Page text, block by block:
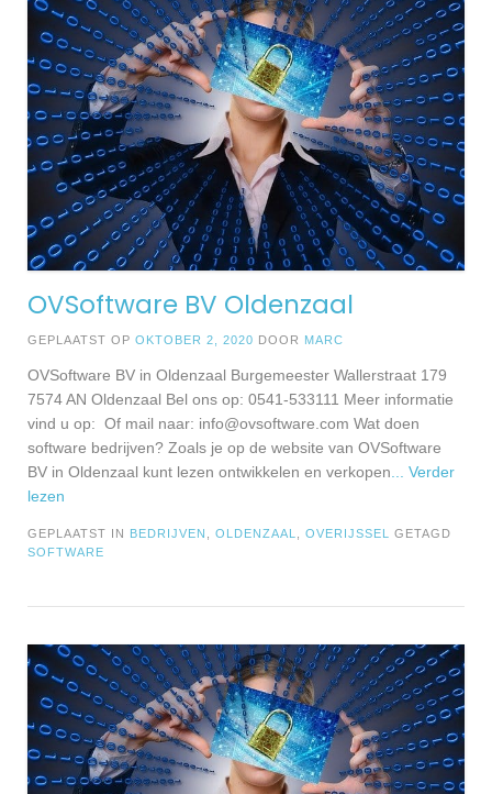
OVSoftware BV Oldenzaal
GEPLAATST OP OKTOBER 2, 2020 DOOR MARC
OVSoftware BV in Oldenzaal Burgemeester Wallerstraat 179
7574 AN Oldenzaal Bel ons op: 0541-533111 Meer informatie
vind u op: Of mail naar: info@ovsoftware.com Wat doen
software bedrijven? Zoals je op de website van OVSoftware
BV in Oldenzaal kunt lezen ontwikkelen en verkopen... Verder
lezen
GEPLAATST IN BEDRIJVEN OLDENZAAL OVERIJSSEL
GETAGD
SOFTWARE